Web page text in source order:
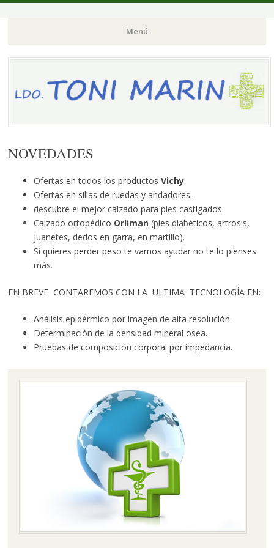
Menú
Saltar
contenido.
NOVEDADES
Ofertas en todos los productos Vichy.
Ofertas en sillas de ruedas y andadores.
descubre el mejor calzado para pies castigados.
Calzado ortopédico Orliman (pies diabéticos, artrosis,
juanetes, dedos en garra, en martillo).
Si quieres perder peso te vamos ayudar no te lo pienses
más.
EN BREVE CONTAREMOS CON LA ULTIMA TECNOLOGÍA EN:
Análisis epidérmico por imagen de alta resolución.
Determinación de la densidad mineral osea.
Pruebas de composición corporal por impedancia.